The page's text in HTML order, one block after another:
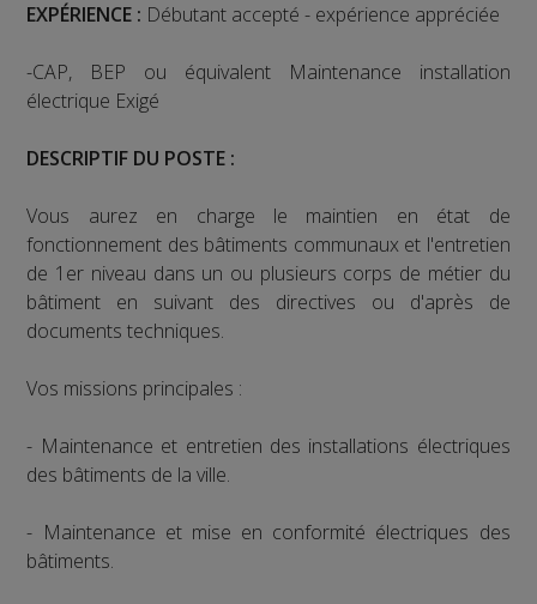
EXPÉRIENCE : Débutant accepté - expérience appréciée
-CAP, BEP ou équivalent Maintenance installation
électrique Exigé
DESCRIPTIF DU POSTE :
Vous aurez en charge le maintien en état de
fonctionnement des bâtiments communaux et l'entretien
de 1er niveau dans un ou plusieurs corps de métier du
bâtiment en suivant des directives ou d'après de
documents techniques.
Vos missions principales :
- Maintenance et entretien des installations électriques
des bâtiments de la ville.
- Maintenance et mise en conformité électriques des
bâtiments.